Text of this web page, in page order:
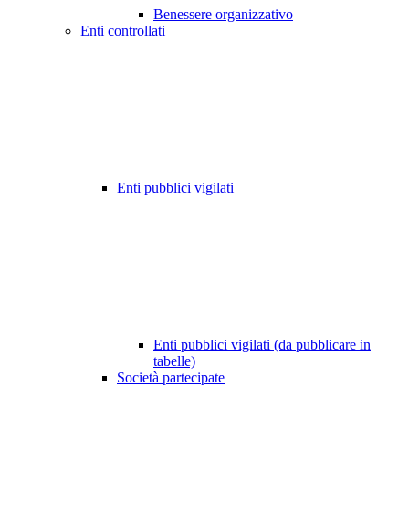
Benessere organizzativo
Enti controllati
Enti pubblici vigilati
Enti pubblici vigilati (da pubblicare in
tabelle)
Società partecipate